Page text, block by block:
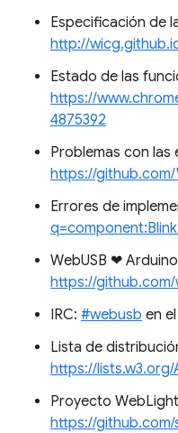
Especificación de
http://
Estado de las
https://
4875392
Problemas con las
https://
Errores de
WebUSB ❤
https://
IRC: #webusb en
Lista de
https://
Proyecto
https://